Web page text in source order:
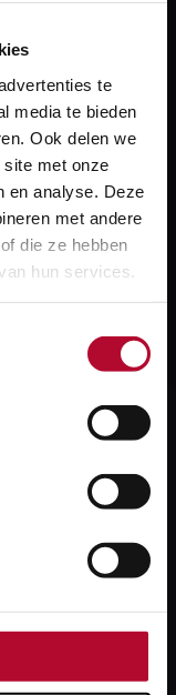
te
media te bieden
Ook delen we
met onze
en analyse. Deze
met andere
die ze hebben
hun services.